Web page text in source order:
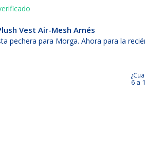
Vest Air-Mesh Arnés
pechera para Morga. Ahora para la
6 a